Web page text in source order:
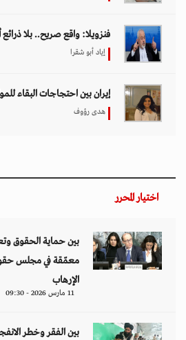
فنزويلا: واقع صريح.. بلا ذرائع
إياد أبو شقرا
إيران بين احتجاجات البقاء
هدى رؤوف
اختيار المحرر
بين حماية الحقوق
معمّقة في مجلس
الإرهاب
11 مارس 2026 - 09:30
بين الفقر وخطر